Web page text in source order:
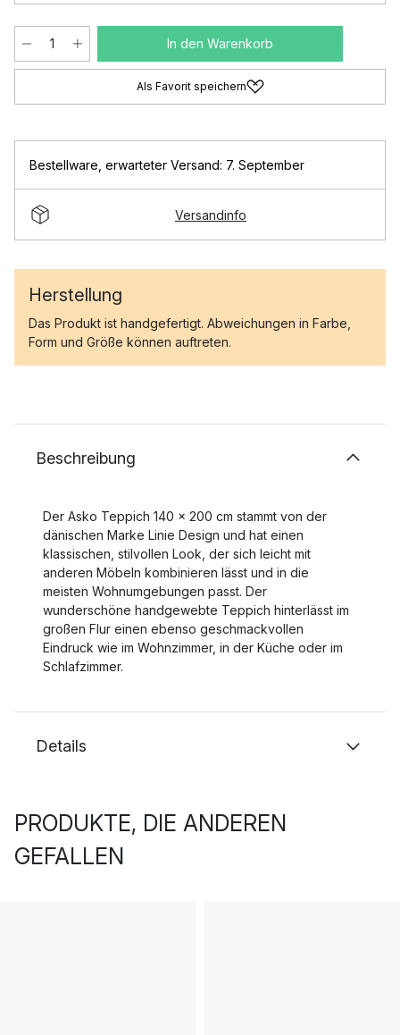
In den Warenkorb
Als Favorit speichern
Bestellware erwarteter Versand: 7. September
Versandinfo
Herstellung
Das Produkt ist handgefertigt. Abweichungen in Farbe,
Form und Größe können auftreten.
Beschreibung
Der Asko Teppich 140 x 200 cm stammt von der
dänischen Marke Linie Design und hat einen
klassischen, stilvollen Look, der sich leicht mit
anderen Möbeln kombinieren lässt und in die
meisten Wohnumgebungen passt. Der
wunderschöne handgewebte Teppich hinterlässt im
großen Flur einen ebenso geschmackvollen
Eindruck wie im Wohnzimmer, in der Küche oder im
Schlafzimmer.
Details
PRODUKTE, DIE ANDEREN
GEFALLEN